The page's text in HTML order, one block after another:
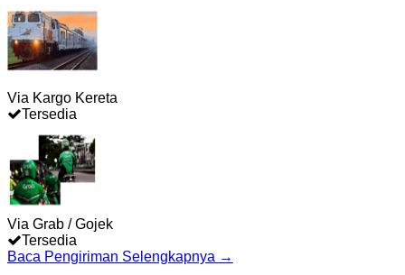
Via Kargo Kereta
Tersedia
Via Grab / Gojek
Tersedia
Baca Pengiriman Selengkapnya →